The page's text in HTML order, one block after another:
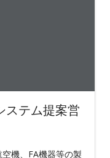
ステム提案営
機、FA機器等の製